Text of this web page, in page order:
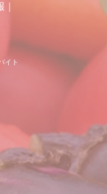
｜
イト